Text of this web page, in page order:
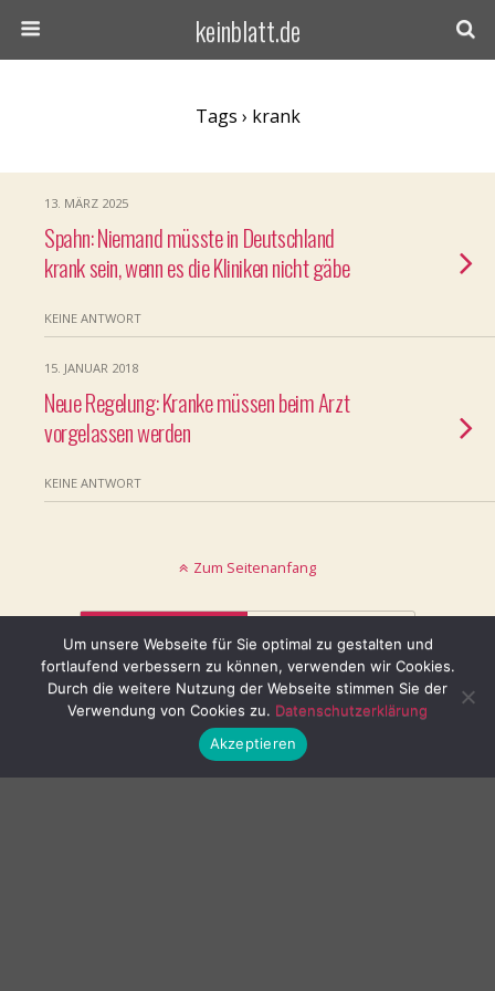
keinblatt.de
Tags › krank
13. MÄRZ 2025
Spahn: Niemand müsste in Deutschland
krank sein, wenn es die Kliniken nicht gäbe
KEINE ANTWORT
15. JANUAR 2018
Neue Regelung: Kranke müssen beim Arzt
vorgelassen werden
KEINE ANTWORT
Zum Seitenanfang
Mobil Desktop
© keinblatt.de
Um unsere Webseite für Sie optimal zu gestalten und
fortlaufend verbessern zu können, verwenden wir Cookies.
Durch die weitere Nutzung der Webseite stimmen Sie der
Verwendung von Cookies zu. Datenschutzerklärung
Akzeptieren